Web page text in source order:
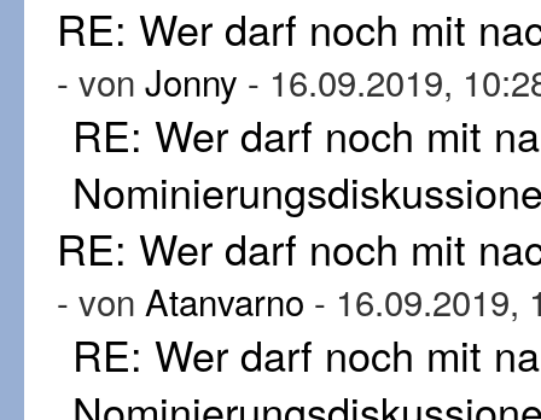
RE: Wer darf noch mit
- von Jonny - 16.09.2019,
RE: Wer darf noch mit
RE: Wer darf noch mit
- von Atanvarno - 16.09.2019,
RE: Wer darf noch mit